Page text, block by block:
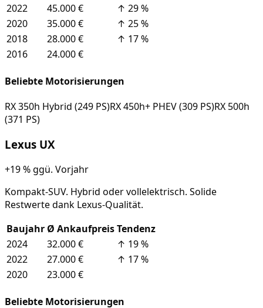
2022
45.000 € ↑ 29%
2020
35.000 € ↑ 25%
2018
28.000 € ↑ 17%
2016
24.000 €
Beliebte Motorisierungen
RX 350h Hybrid (249 PS)RX 450h+ PHEV (309 PS)RX 500h
(371 PS)
Lexus UX
+19 %ggü. Vorjahr
Kompakt-SUV. Hybrid oder vollelektrisch. Solide
Restwerte dank Lexus-Qualität.
Baujahr Ø AnkaufpreisTendenz
2024
32.000 € ↑ 19%
2022
27.000 € ↑ 17%
2020
23.000 €
Beliebte Motorisierungen